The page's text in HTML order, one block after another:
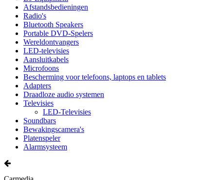
Afstandsbedieningen
Radio's
Bluetooth Speakers
Portable DVD-Spelers
Wereldontvangers
LED-televisies
Aansluitkabels
Microfoons
Bescherming voor telefoons, laptops en tablets
Adapters
Draadloze audio systemen
Televisies
LED-Televisies
Soundbars
Bewakingscamera's
Platenspeler
Alarmsysteem